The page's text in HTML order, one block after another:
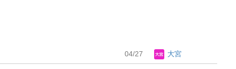
04/27 大宮